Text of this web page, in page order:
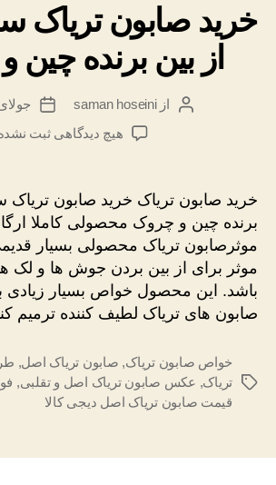
خرید صابون تریاک
از بین برنده
نویسندهٔ
ازsaman hoseini
تاریخجولای 1,
هیچ دیدگاهیبرای
تریاک
سفید
کننده
از
بین
برنده
چین
ثبت
خرید صابون تریاک خرید صابون تریاک
برنده چین و چروک محصولی کاملا
موثرصابون تریاک محصولی بسیار
موثر برای از بین بردن جوش ها و
باشد. این محصول خواص بسیار زیادی
صابون های تریاک لطیف کننده ترمیم
برچسب‌ها
خواص صابون تریاک, صابون تریاک اصل,
تریاک, عکس صابون تریاک اصل و تقلبی,
قیمت صابون تریاک اصل دیجی کالا